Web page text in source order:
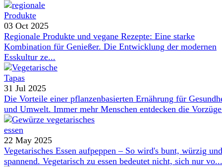
03 Oct 2025
Regionale Produkte und vegane Rezepte: Eine starke
Kombination für Genießer. Die Entwicklung der modernen
Esskultur ze...
31 Jul 2025
Die Vorteile einer pflanzenbasierten Ernährung für
und Umwelt. Immer mehr Menschen entdecken die
22 May 2025
Vegetarisches Essen aufpeppen – So wird's bunt, würzig und
spannend. Vegetarisch zu essen bedeutet nicht, sich nur vo...